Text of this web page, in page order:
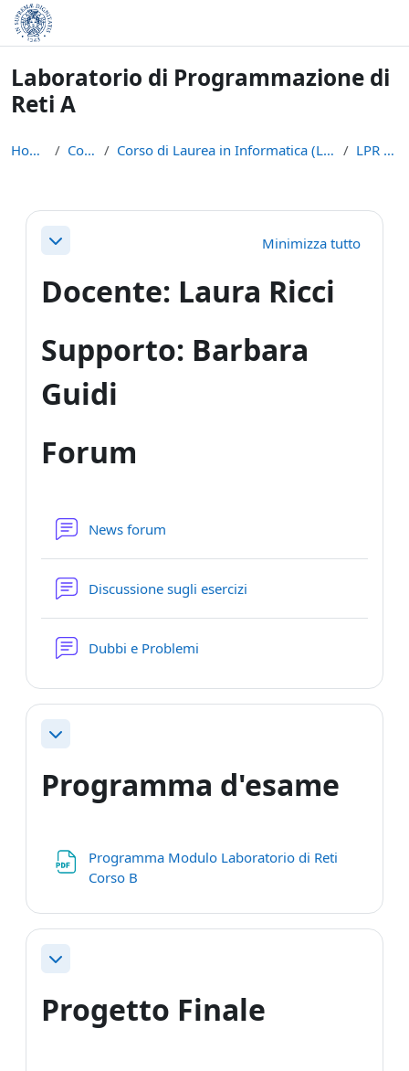
Vai al contenuto principale
Laboratorio di Programmazione di
Reti A
Home Corsi Corso di Laurea in Informatica (L-31) LPR - A
Schema della sezione
Minimizza Minimizza tutto
Docente: Laura Ricci
Supporto: Barbara
Guidi
Forum
News forum
Discussione sugli esercizi
Dubbi e Problemi
Minimizza
Programma d'esame
Programma Modulo Laboratorio di Reti
Corso B
Minimizza
Progetto Finale